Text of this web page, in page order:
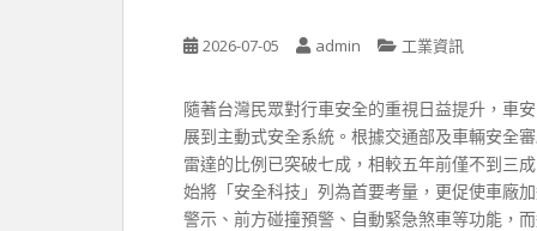
2026-07-05 admin 工業資訊
隨著台灣民眾對行車安全的重視日益提升，車
展到主動式安全系統。根據交通部及車輛安全
雷達的比例已突破七成，相較五年前僅不到三
始將「安全科技」列為首要考量，更促使車廠
警示、前方碰撞預警、自動緊急煞車等功能，